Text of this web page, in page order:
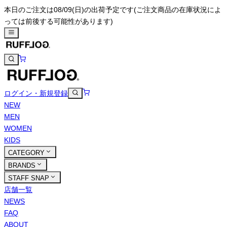
本日のご注文は08/09(日)の出荷予定です(ご注文商品の在庫状況によ
っては前後する可能性があります)
ログイン・新規登録
NEW
MEN
WOMEN
KIDS
CATEGORY
BRANDS
STAFF SNAP
店舗一覧
NEWS
FAQ
ABOUT